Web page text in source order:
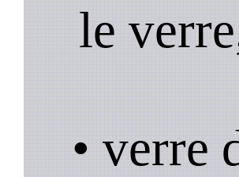
le
• verre